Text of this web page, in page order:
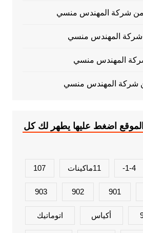
شركة المهندس منسي
شركة المهندس منسي
المهندس منسي
شركة المهندس منسي
اضغط عليها يطهر لك كل
1-4- 11ماكينات 107
901
902
903
أكياس اتوماتيك